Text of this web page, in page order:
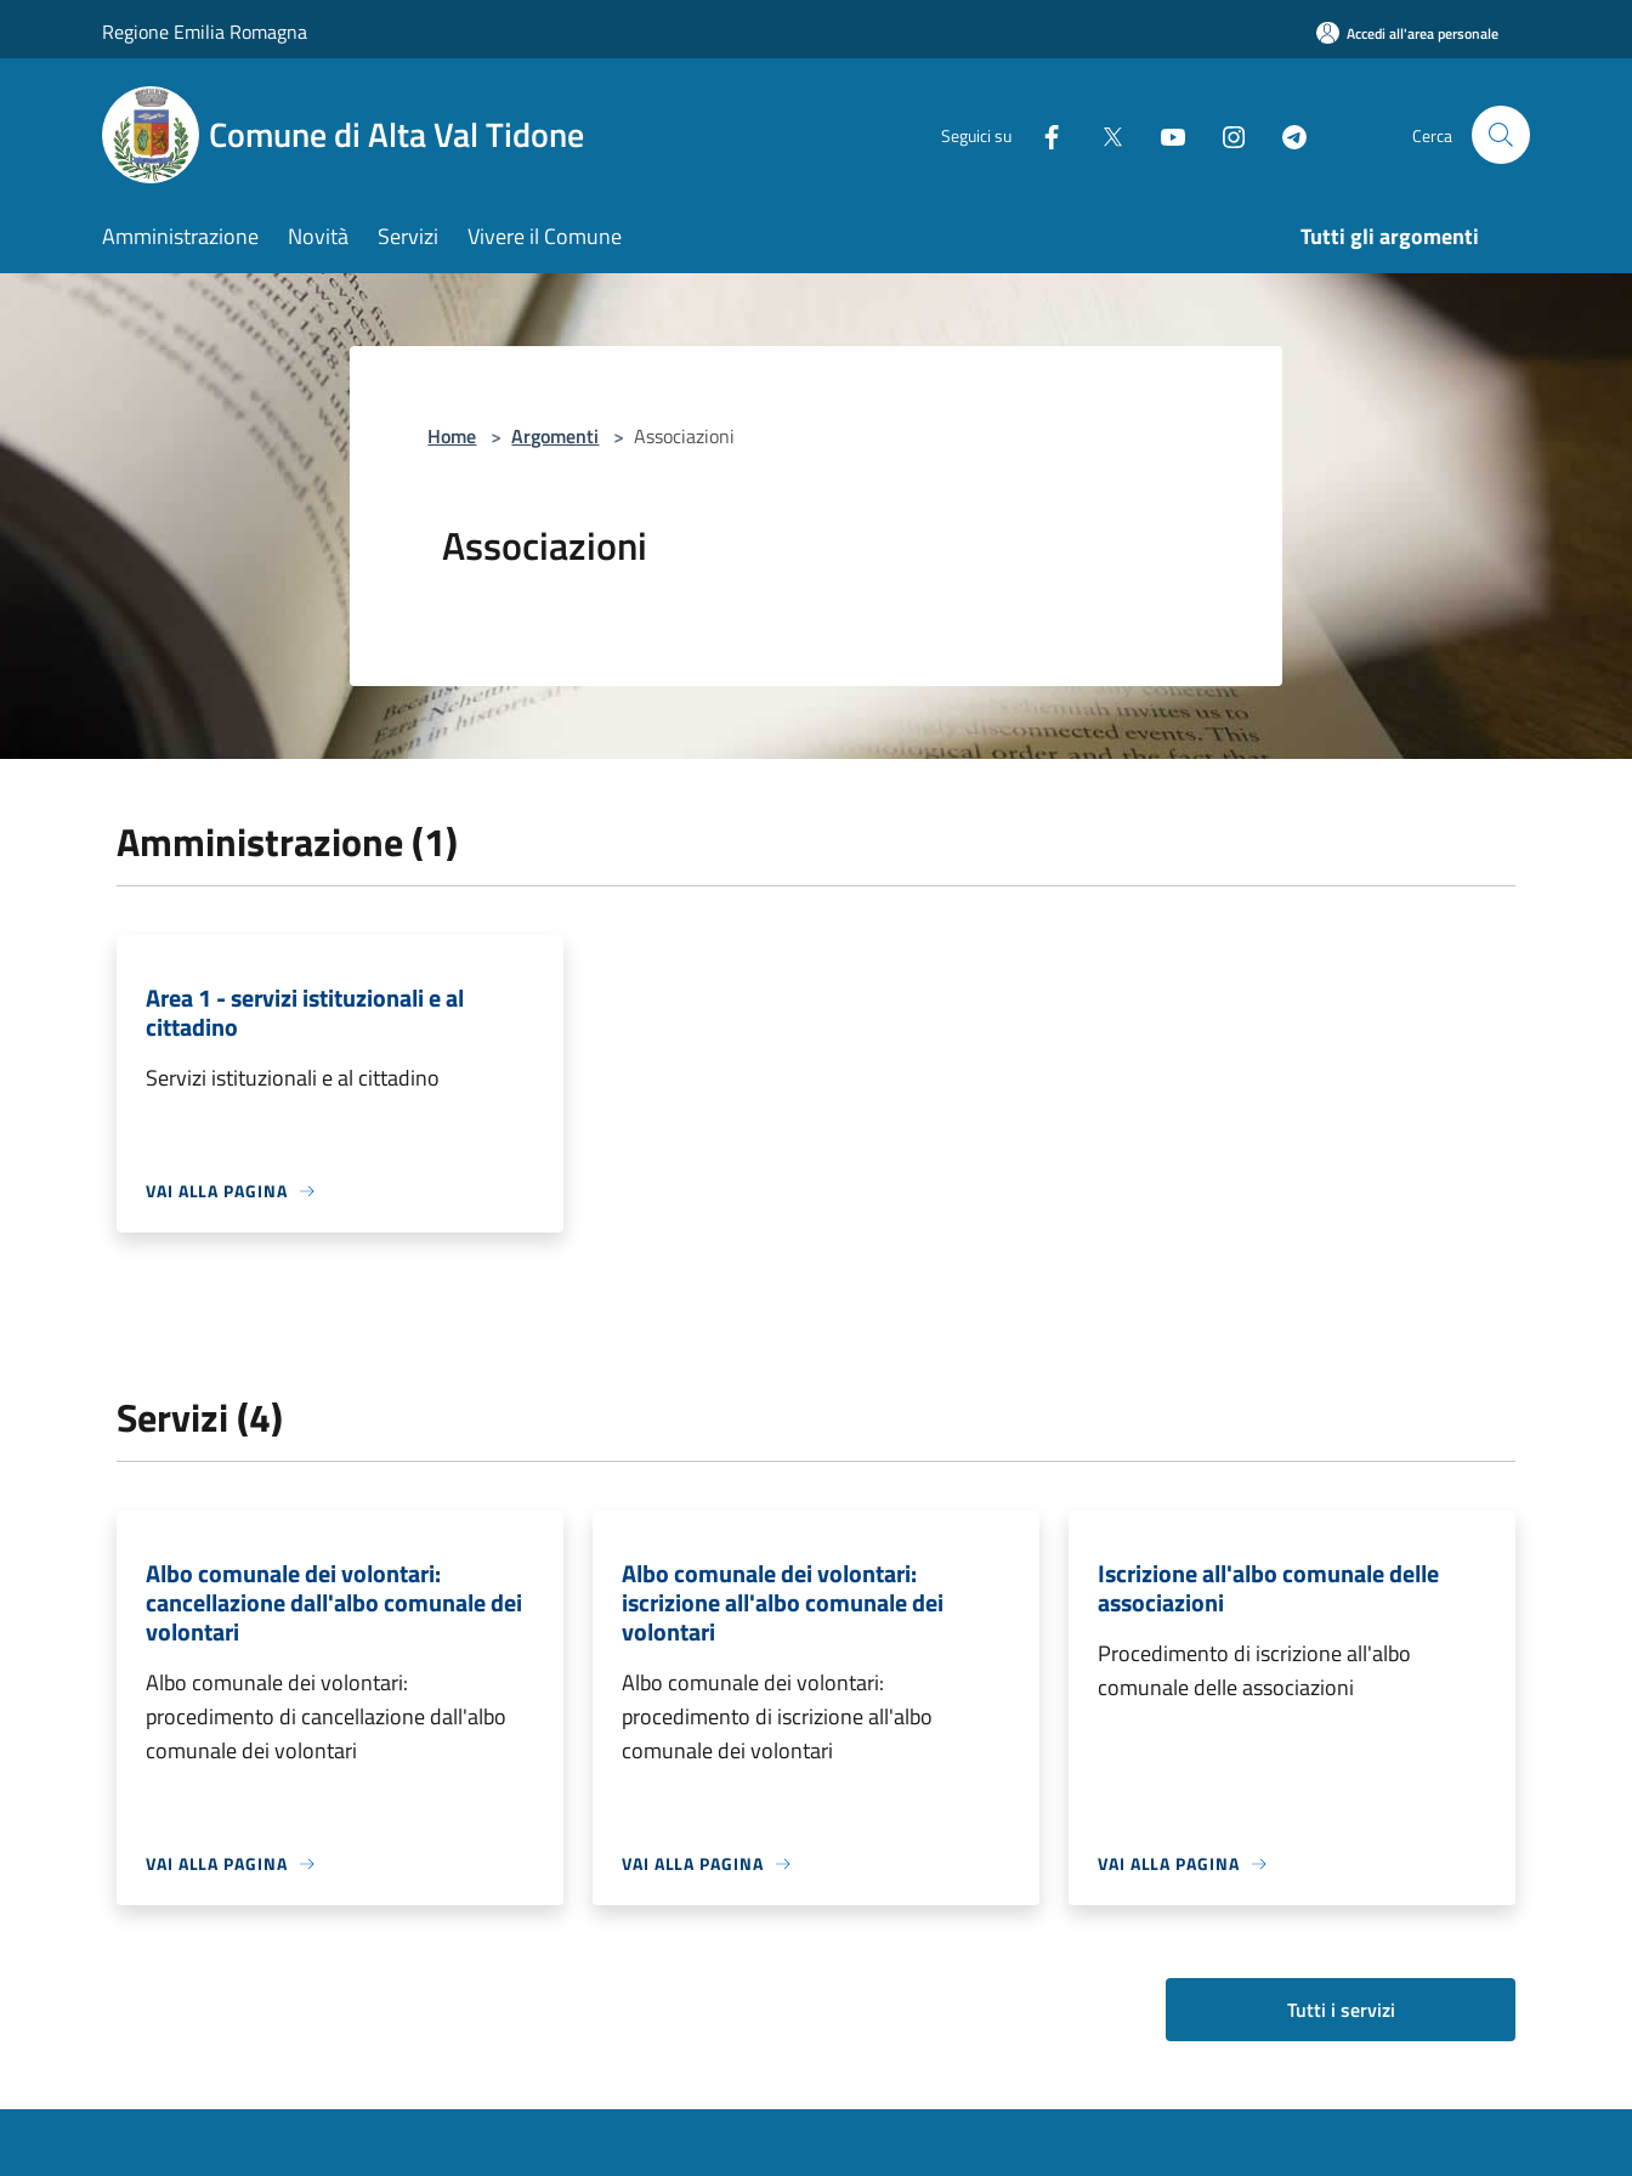
Regione Emilia Romagna Accedi all'area personale
Comune di Alta Val Tidone Seguici su Cerca
Amministrazione Novità Servizi Vivere il Comune Tutti gli argomenti
Home > Argomenti > Associazioni
Associazioni
Amministrazione (1)
Area 1 - servizi istituzionali e al
cittadino
Servizi istituzionali e al cittadino
VAI ALLA PAGINA
Servizi (4)
Albo comunale dei volontari:
cancellazione dall'albo comunale dei
volontari
Albo comunale dei volontari:
procedimento di cancellazione dall'albo
comunale dei volontari
VAI ALLA PAGINA
Albo comunale dei volontari:
iscrizione all'albo comunale dei
volontari
Albo comunale dei volontari:
procedimento di iscrizione all'albo
comunale dei volontari
VAI ALLA PAGINA
Iscrizione all'albo comunale delle
associazioni
Procedimento di iscrizione all'albo
comunale delle associazioni
VAI ALLA PAGINA
Tutti i servizi